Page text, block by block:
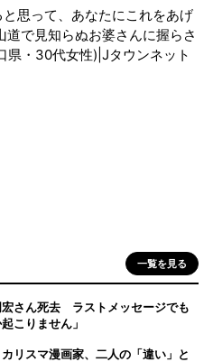
と思って、あなたにこれをあげ
道で見知らぬお婆さんに握らさ
県・30代女性)|Jタウンネット
一覧を見る
さん死去 ラストメッセージでも
こりません」
リスマ漫画家、二人の「違い」と